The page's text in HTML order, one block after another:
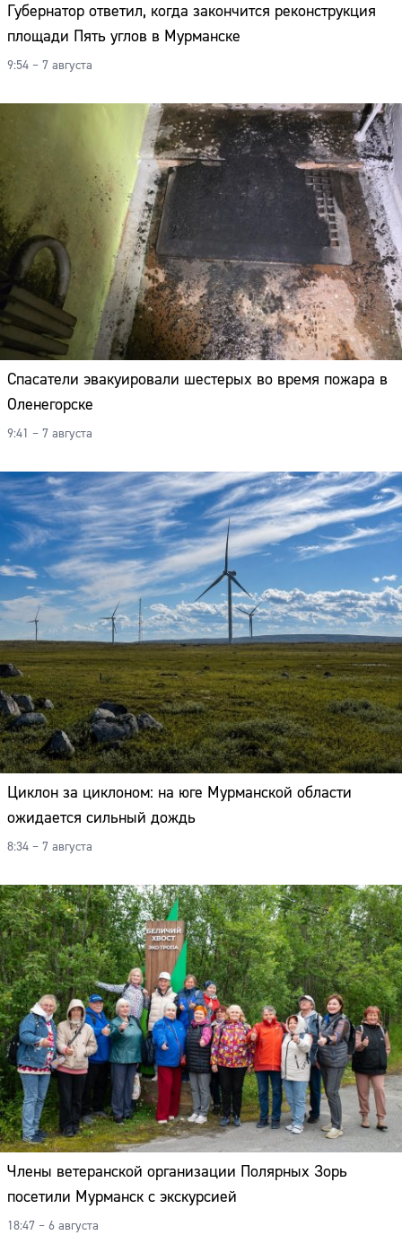
Губернатор ответил, когда закончится реконструкция
площади Пять углов в Мурманске
9:54 – 7 августа
Спасатели эвакуировали шестерых во время пожара в
Оленегорске
9:41 – 7 августа
Циклон за циклоном: на юге Мурманской области
ожидается сильный дождь
8:34 – 7 августа
Члены ветеранской организации Полярных Зорь
посетили Мурманск с экскурсией
18:47 – 6 августа